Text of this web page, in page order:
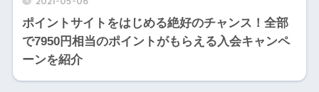
ポイントサイトをはじめる絶好のチャンス！全部
で7950円相当のポイントがもらえる入会キャンペ
ーンを紹介